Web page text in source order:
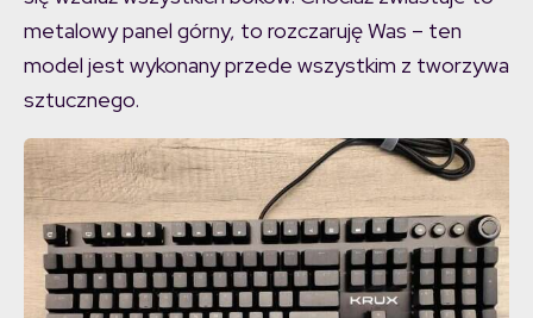
metalowy panel górny, to rozczaruję Was – ten
model jest wykonany przede wszystkim z tworzywa
sztucznego.